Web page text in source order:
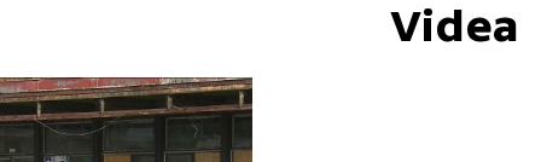
Videa